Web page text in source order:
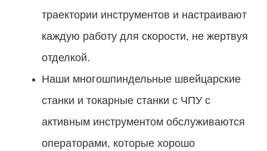
траектории инструментов и настраивают
каждую работу для скорости, не жертвуя
отделкой.
Наши многошпиндельные швейцарские
станки и токарные станки с ЧПУ с
активным инструментом обслуживаются
операторами, которые хорошо